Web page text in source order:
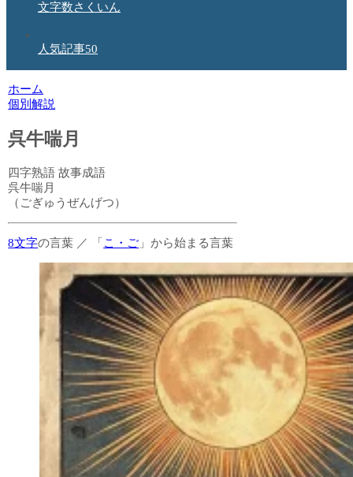
文字数さくいん
人気記事50
ホーム
個別解説
呉牛喘月
四字熟語 故事成語
呉牛喘月
（ごぎゅうぜんげつ）
8文字の言葉 ／ 「 こ・ご 」から始まる言葉